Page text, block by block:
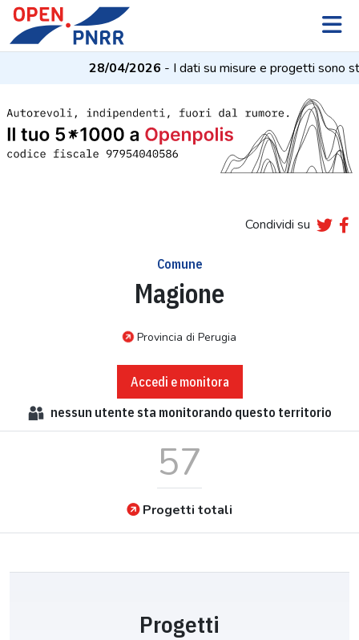
28/04/2026- I dati su misure e progetti sono
Condividi su
Comune
Magione
Provincia di Perugia
Accedi e monitora
nessun utente sta monitorando questo territorio
57
Progetti totali
Progetti